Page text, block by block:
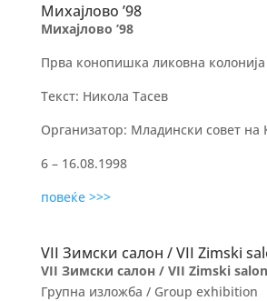
Михајлово ’98
Михајлово ’98
Прва конопишка ликовна колонија
Текст: Никола Тасев
Организатор: Младински совет на
6 – 16.08.1998
повеќе >>>
VII Зимски салон / VII Zimski
VII Зимски салон / VII Zimski salon
Групна изложба / Group exhibition